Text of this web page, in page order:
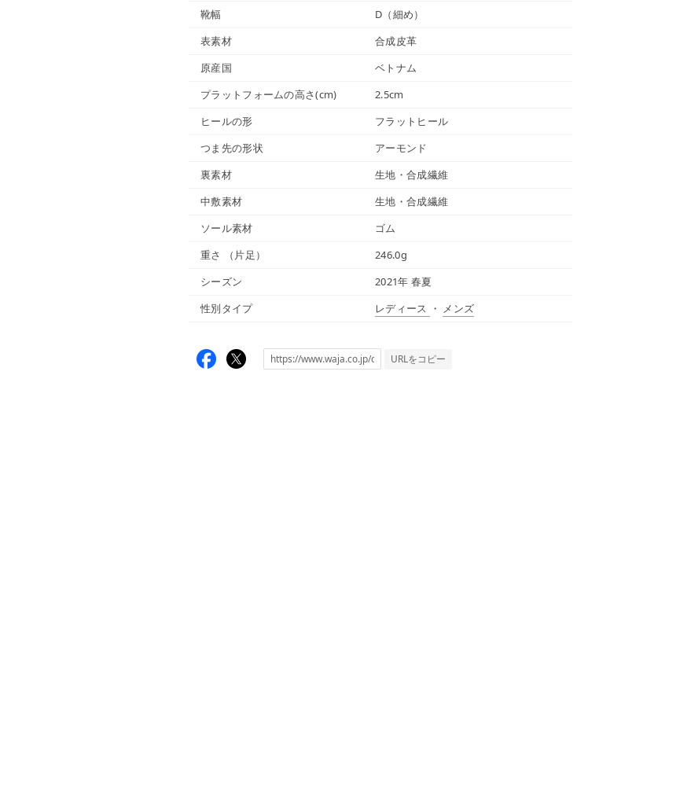
靴幅
D（細め）
表素材
合成皮革
原産国
ベトナム
プラットフォームの高さ(cm)
2.5cm
ヒールの形
フラットヒール
つま先の形状
アーモンド
裏素材
生地・合成繊維
中敷素材
生地・合成繊維
ソール素材
ゴム
重さ
（片足）
246.0g
シーズン
2021年 春夏
性別タイプ
レディース ・ メンズ
URLをコピー